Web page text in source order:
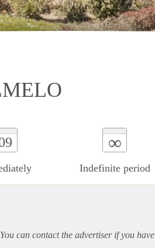
∞
Indefinite period
can contact the advertiser if you have